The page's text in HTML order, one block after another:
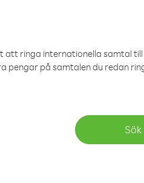
att ringa internationella samtal
pengar på samtalen du redan